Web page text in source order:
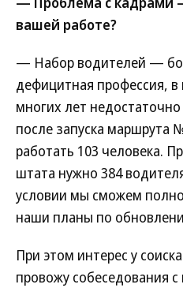
вашей работе?
— Набор водителей —
дефицитная профессия,
многих лет
после запуска маршрута
работать 103 человека.
штата нужно 384
условии мы сможем
наши планы по
При этом интерес у
провожу собеседования